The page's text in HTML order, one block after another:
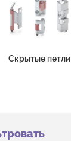
Скрытые петли